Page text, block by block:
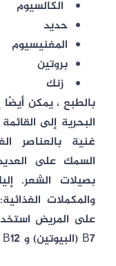
الكالسيوم
حديد
المغنيسيوم
بروتين
زنك
بالطبع ، يمكن
البحرية إلى
غنية بالعناصر
السمك على
بصيلات الشعر.
والمكملات
B7 (البيوتين) و B12 بعد زراعة الشعر.